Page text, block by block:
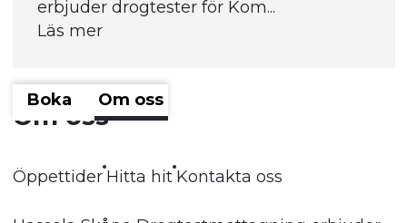
erbjuder drogtester för Kom...
Läs mer
Boka Om oss
Om oss
Öppettider Hitta hit Kontakta oss